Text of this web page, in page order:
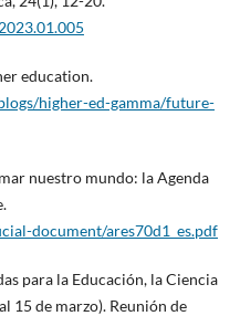
education.
higher-ed-gamma/future-
nuestro mundo: la Agenda
document/ares70d1_es.pdf
para la Educación, la Ciencia
15 de marzo). Reunión de